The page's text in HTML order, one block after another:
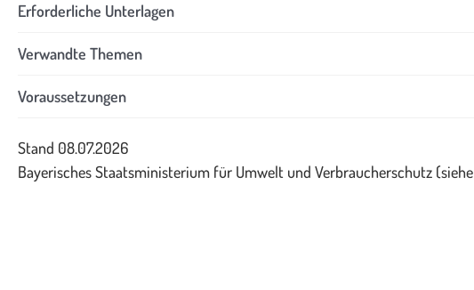
Erforderliche Unterlagen
Verwandte Themen
Voraussetzungen
Stand 08.07.2026
Bayerisches Staatsministerium für Umwelt und Verbraucherschutz (siehe